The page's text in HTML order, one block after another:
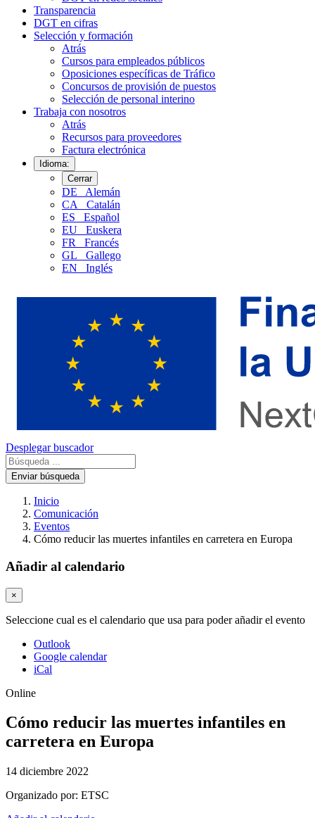
Transparencia
DGT en cifras
Selección y formación
Atrás
Cursos para empleados públicos
Oposiciones específicas de Tráfico
Concursos de provisión de puestos
Selección de personal interino
Trabaja con nosotros
Atrás
Recursos para proveedores
Factura electrónica
Idioma:
Cerrar
DE
Alemán
CA
Catalán
ES
Español
EU
Euskera
FR
Francés
GL
Gallego
EN
Inglés
Desplegar buscador
Enviar búsqueda
Inicio
Comunicación
Eventos
Cómo reducir las muertes infantiles en carretera en Europa
Añadir al calendario
×
Seleccione cual es el calendario que usa para poder añadir el evento
Outlook
Google calendar
iCal
Online
Cómo reducir las muertes infantiles en
carretera en Europa
14 diciembre 2022
Organizado por: ETSC